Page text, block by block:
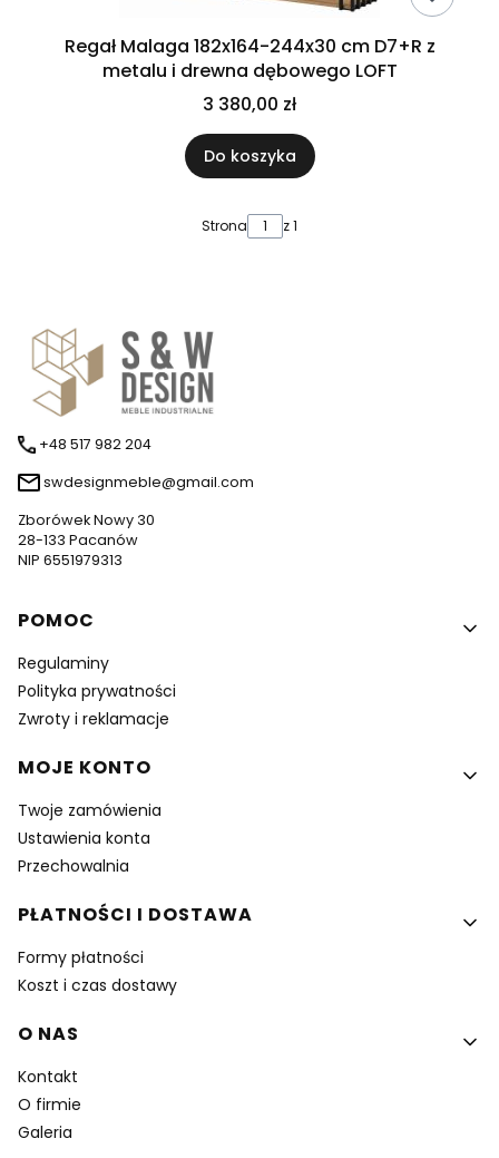
Regał Malaga 182x164-244x30 cm D7+R z
metalu i drewna dębowego LOFT
3 380,00 zł
Do koszyka
Strona z 1
+48 517 982 204
swdesignmeble@gmail.com
Zborówek Nowy 30
28-133 Pacanów
NIP 6551979313
Linki w stopce
POMOC
Regulaminy
Polityka prywatności
Zwroty i reklamacje
MOJE KONTO
Twoje zamówienia
Ustawienia konta
Przechowalnia
PŁATNOŚCI I DOSTAWA
Formy płatności
Koszt i czas dostawy
O NAS
Kontakt
O firmie
Galeria